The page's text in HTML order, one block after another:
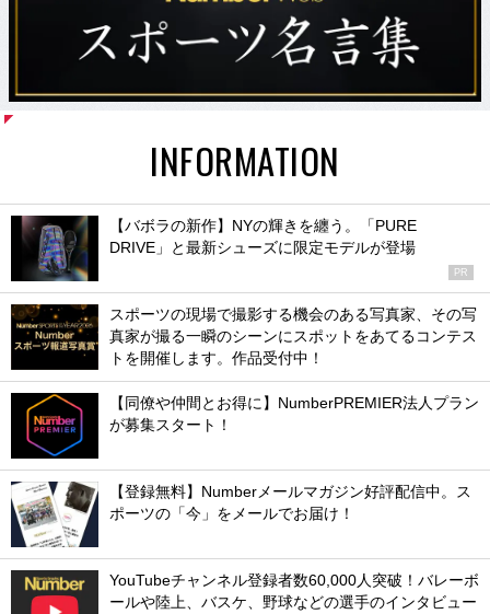
INFORMATION
【バボラの新作】NYの輝きを纏う。「PURE
DRIVE」と最新シューズに限定モデルが登場
PR
スポーツの現場で撮影する機会のある写真家、その写
真家が撮る一瞬のシーンにスポットをあてるコンテス
トを開催します。作品受付中！
【同僚や仲間とお得に】NumberPREMIER法人プラン
が募集スタート！
【登録無料】Numberメールマガジン好評配信中。ス
ポーツの「今」をメールでお届け！
YouTubeチャンネル登録者数60,000人突破！バレーボ
ールや陸上、バスケ、野球などの選手のインタビュー